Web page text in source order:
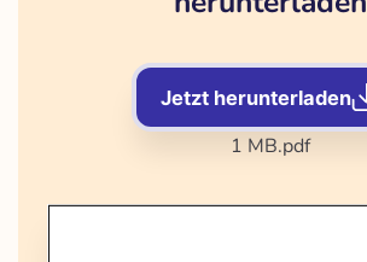
Jetzt herunterladen
1 MB.pdf